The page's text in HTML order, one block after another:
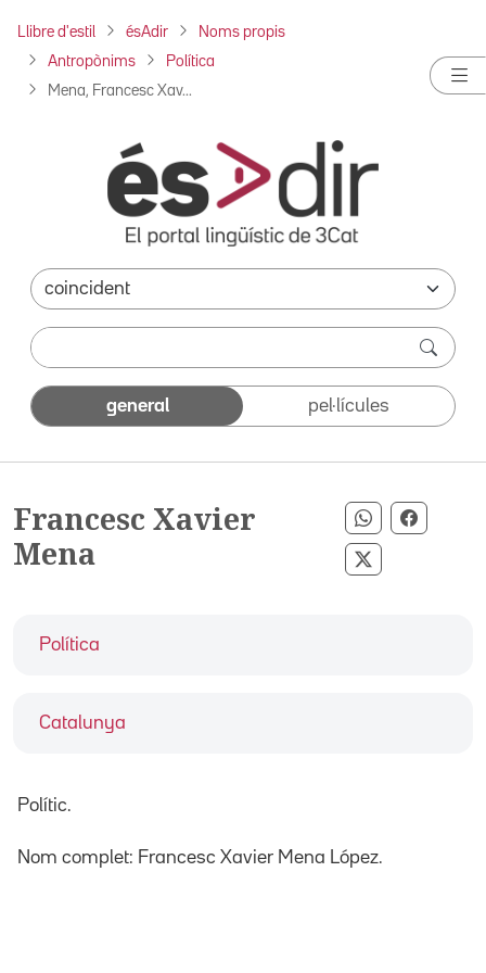
Llibre d'estil ésAdir Noms propis
Antropònims Política
Mena, Francesc Xav...
general pel·lícules
Francesc Xavier
Mena
Compartir
Compartir
Política
Catalunya
Polític.
Nom complet: Francesc Xavier Mena López.